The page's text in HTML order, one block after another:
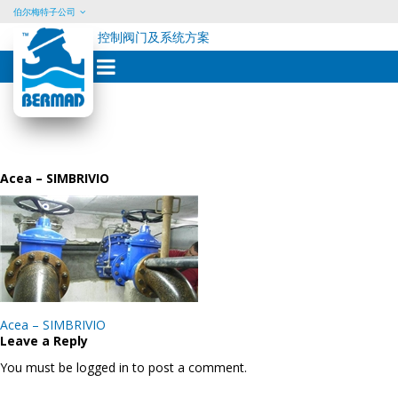
Skip
content
伯尔梅特子公司
控制阀门及系统方案
Acea – SIMBRIVIO
Post
navigation
Acea – SIMBRIVIO
Leave a Reply
You must be logged in to post a comment.